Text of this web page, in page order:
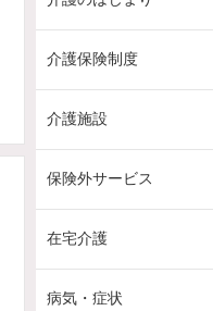
介護保険制度
介護施設
保険外サービス
在宅介護
病気・症状